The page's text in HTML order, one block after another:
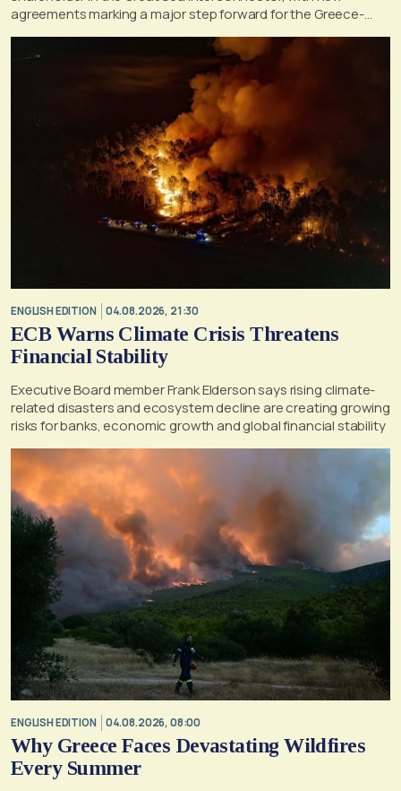
agreements marking a major step forward for the Greece-
Cyprus electricity link
ENGLISH EDITION 04.08.2026, 21:30
ECB Warns Climate Crisis Threatens
Financial Stability
Executive Board member Frank Elderson says rising climate-
related disasters and ecosystem decline are creating growing
risks for banks, economic growth and global financial stability
ENGLISH EDITION 04.08.2026, 08:00
Why Greece Faces Devastating Wildfires
Every Summer